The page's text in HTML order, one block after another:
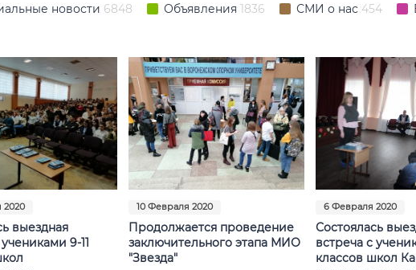
новости 6848 Объявления 1836 СМИ о нас 454
2020
выездная
9-11
10 Февраля 2020
Продолжается проведение
заключительного этапа МИО
"Звезда"
6 Февраля 2020
Состоялась
встреча с
классов школ